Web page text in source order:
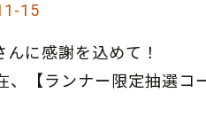
15
に感謝を込めて！
、【ランナー限定抽選